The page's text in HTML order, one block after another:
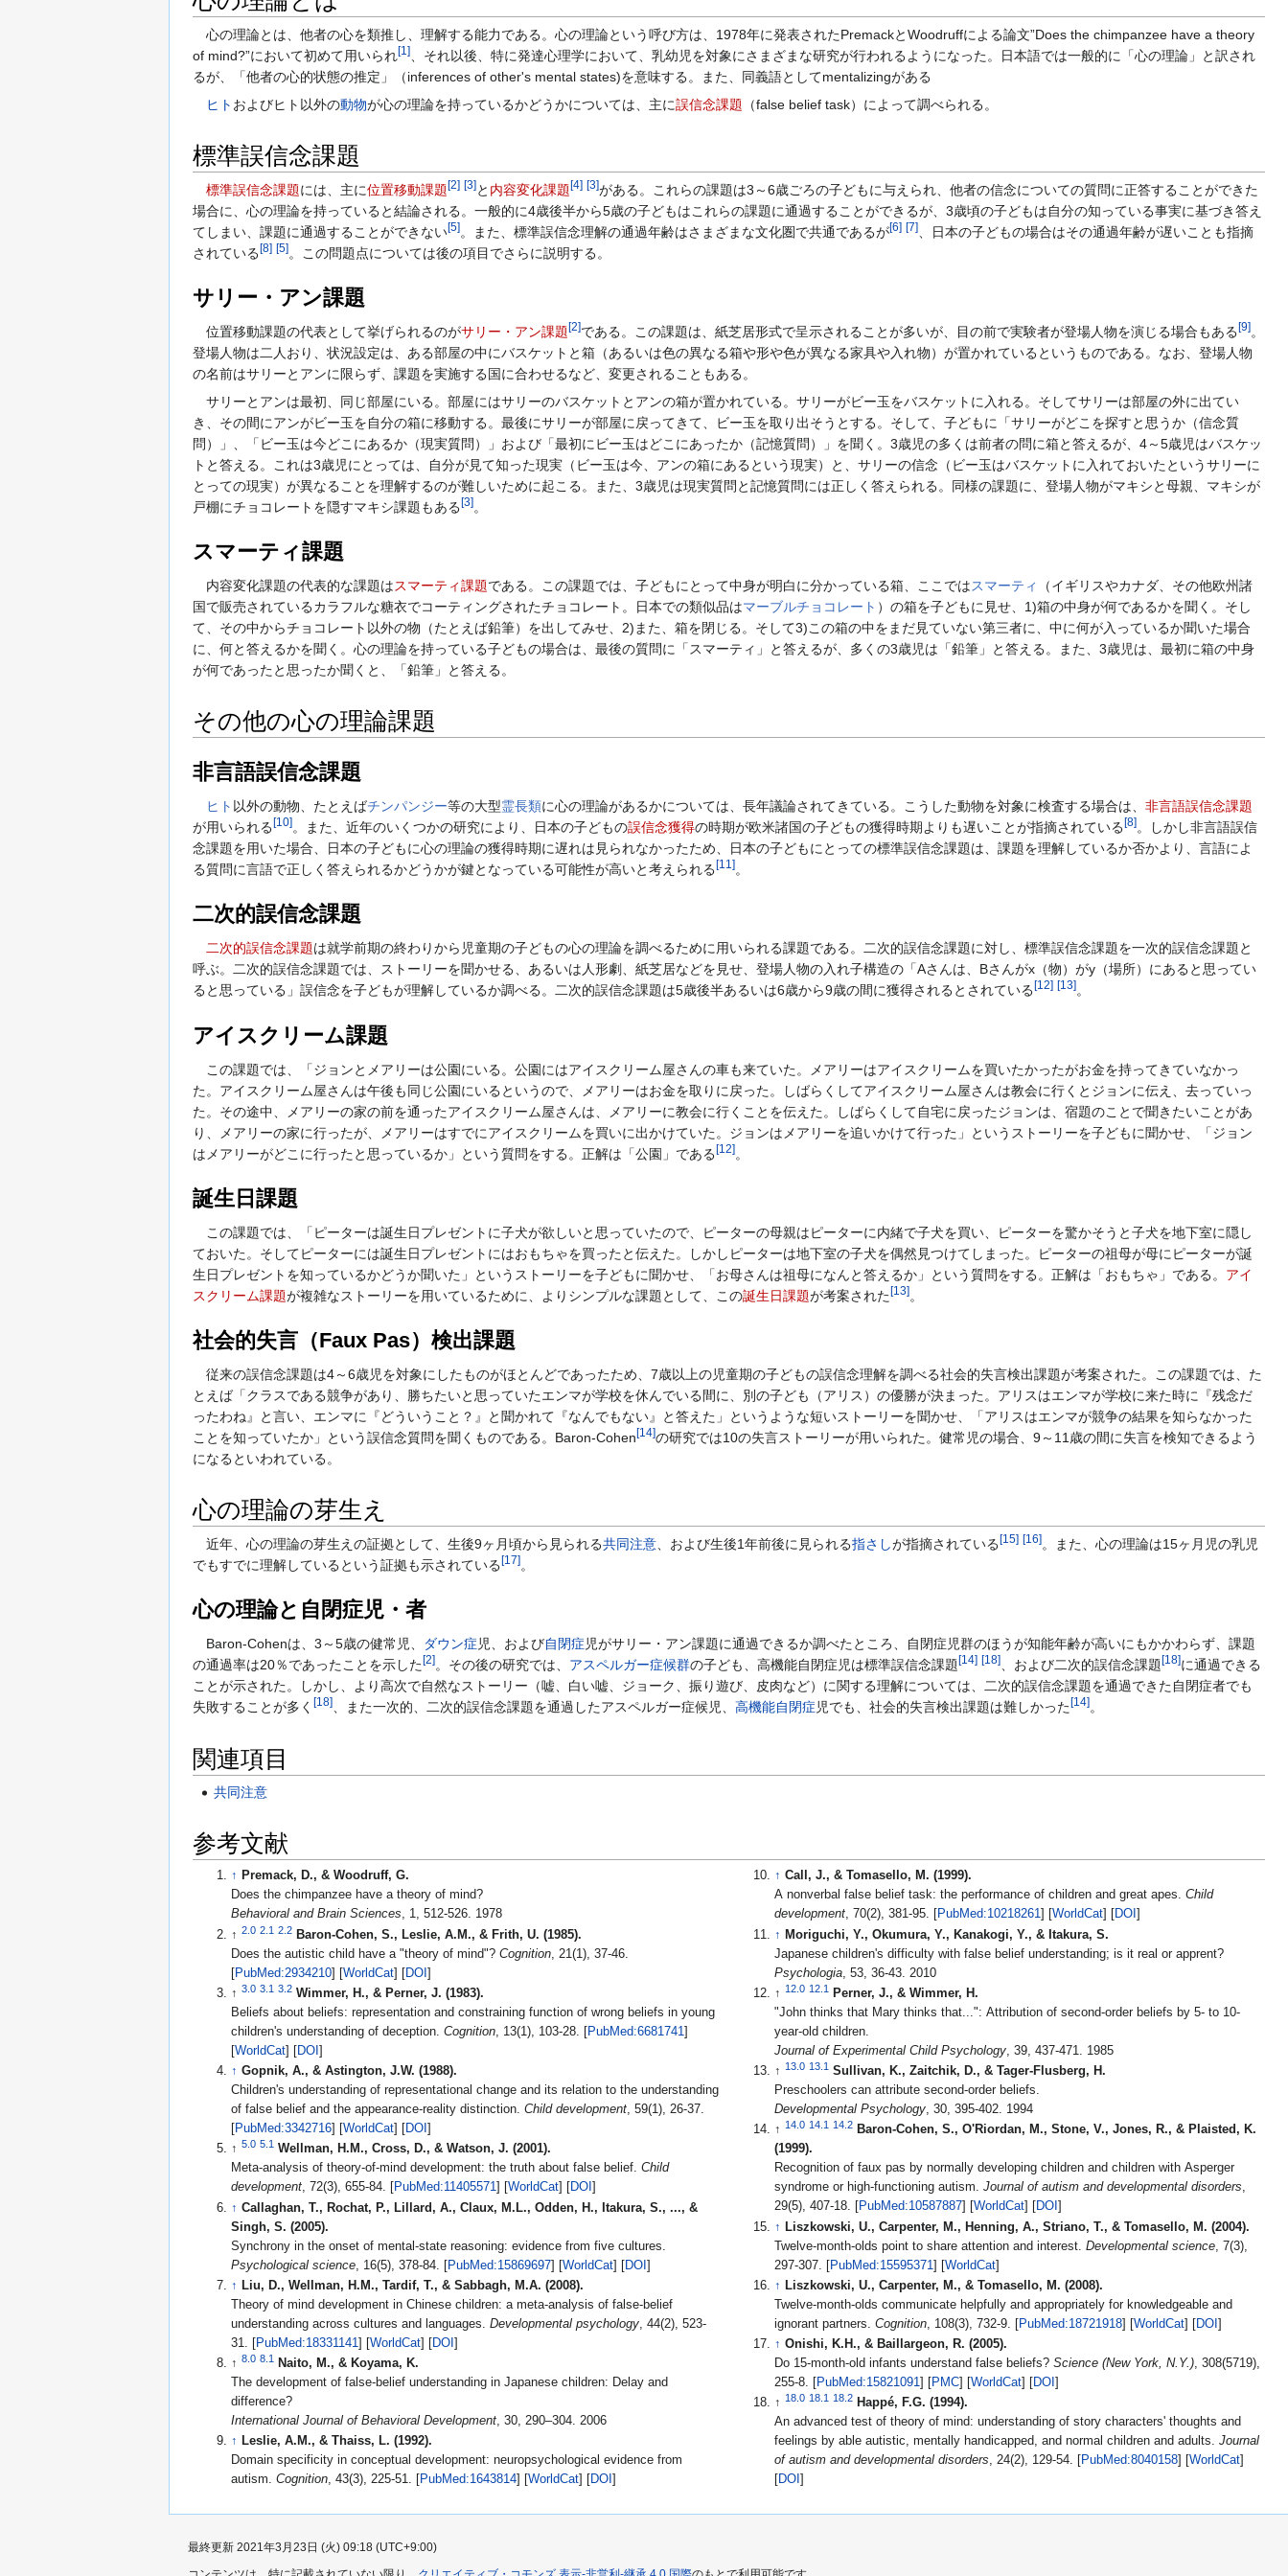
心の理論とは、他者の心を類推し、理解する能力である。心の理論という呼び方は、1978年に発表されたPremackとWoodruffによる論文”Does the chimpanzee have a theory
of mind?”において初めて用いられ[1 ]
、それ以後、特に発達心理学において、乳幼児を対象にさまざまな研究が行われるようになった。日本語では一般的に「心の理論」と訳され
るが、「他者の心的状態の推定」（inferences of other's mental states)を意味する。また、同義語としてmentalizingがある
ヒト およびヒト以外の動物が心の理論を持っているかどうかについては、主に誤信念課題 （false belief task）によって調べられる。
標準誤信念課題
標準誤信念課題には、主に位置移動課題[2] [3] と 内容変化課題[4] [3]がある。これらの課題は3～6歳ごろの子どもに与えられ、他者の信念についての質問に正答することができた
場合に、心の理論を持っていると結論される。一般的に4歳後半から5歳の子どもはこれらの課題に通過することができるが、3歳頃の子どもは自分の知っている事実に基づき答え
てしまい、課題に通過することができない[5] 。また、標準誤信念理解の通過年齢はさまざまな文化圏で共通であるが[6] [7]
、日本の子どもの場合はその通過年齢が遅いことも指摘
されている [8] [5] 。この問題点については後の項目でさらに説明する。
サリー・アン課題
位置移動課題の代表として挙げられるのがサリー・アン課題[2]である。この課題は、紙芝居形式で呈示されることが多いが、目の前で実験者が登場人物を演じる場合もある [9] 。
登場人物は二人おり、状況設定は、ある部屋の中にバスケットと箱（あるいは色の異なる箱や形や色が異なる家具や入れ物）が置かれているというものである。なお、登場人物
の名前はサリーとアンに限らず、課題を実施する国に合わせるなど、変更されることもある。
サリーとアンは最初、同じ部屋にいる。部屋にはサリーのバスケットとアンの箱が置かれている。サリーがビー玉をバスケットに入れる。そしてサリーは部屋の外に出てい
き、その間にアンがビー玉を自分の箱に移動する。最後にサリーが部屋に戻ってきて、ビー玉を取り出そうとする。そして、子どもに「サリーがどこを探すと思うか（信念質
問）」、「ビー玉は今どこにあるか（現実質問）」および「最初にビー玉はどこにあったか（記憶質問）」を聞く。3歳児の多くは前者の問に箱と答えるが、4～5歳児はバスケッ
トと答える。これは3歳児にとっては、自分が見て知った現実（ビー玉は今、アンの箱にあるという現実）と、サリーの信念（ビー玉はバスケットに入れておいたというサリーに
とっての現実）が異なることを理解するのが難しいために起こる。また、3歳児は現実質問と記憶質問には正しく答えられる。同様の課題に、登場人物がマキシと母親、マキシが
戸棚にチョコレートを隠すマキシ課題もある [3] 。
スマーティ課題
内容変化課題の代表的な課題はスマーティ課題である。この課題では、子どもにとって中身が明白に分かっている箱、ここではスマーティ
（イギリスやカナダ、その他欧州諸
国で販売されているカラフルな糖衣でコーティングされたチョコレート。日本での類似品はマーブルチョコレート ）の箱を子どもに見せ、1)箱の中身が何であるかを聞く。そし
て、その中からチョコレート以外の物（たとえば鉛筆）を出してみせ、2)また、箱を閉じる。そして3)この箱の中をまだ見ていない第三者に、中に何が入っているか聞いた場合
に、何と答えるかを聞く。心の理論を持っている子どもの場合は、最後の質問に「スマーティ」と答えるが、多くの3歳児は「鉛筆」と答える。また、3歳児は、最初に箱の中身
が何であったと思ったか聞くと、「鉛筆」と答える。
その他の心の理論課題
非言語誤信念課題
ヒト 以外の動物、たとえばチンパンジー等の大型霊長類に心の理論があるかについては、長年議論されてきている。こうした動物を対象に検査する場合は、 非言語誤信念課題
が用いられる [10]。また、近年のいくつかの研究により、日本の子どもの誤信念獲得の時期が欧米諸国の子どもの獲得時期よりも遅いことが指摘されている [8]。しかし非言語誤信
念課題を用いた場合、日本の子どもに心の理論の獲得時期に遅れは見られなかったため、日本の子どもにとっての標準誤信念課題は、課題を理解しているか否かより、言語によ
る質問に言語で正しく答えられるかどうかが鍵となっている可能性が高いと考えられる [11]。
二次的誤信念課題
二次的誤信念課題は就学前期の終わりから児童期の子どもの心の理論を調べるために用いられる課題である。二次的誤信念課題に対し、標準誤信念課題を一次的誤信念課題と
呼ぶ。二次的誤信念課題では、ストーリーを聞かせる、あるいは人形劇、紙芝居などを見せ、登場人物の入れ子構造の「Aさんは、Bさんがx（物）がy（場所）にあると思ってい
ると思っている」誤信念を子どもが理解しているか調べる。二次的誤信念課題は5歳後半あるいは6歳から9歳の間に獲得されるとされている [12] [13]。
アイスクリーム課題
この課題では、「ジョンとメアリーは公園にいる。公園にはアイスクリーム屋さんの車も来ていた。メアリーはアイスクリームを買いたかったがお金を持ってきていなかっ
た。アイスクリーム屋さんは午後も同じ公園にいるというので、メアリーはお金を取りに戻った。しばらくしてアイスクリーム屋さんは教会に行くとジョンに伝え、去っていっ
た。その途中、メアリーの家の前を通ったアイスクリーム屋さんは、メアリーに教会に行くことを伝えた。しばらくして自宅に戻ったジョンは、宿題のことで聞きたいことがあ
り、メアリーの家に行ったが、メアリーはすでにアイスクリームを買いに出かけていた。ジョンはメアリーを追いかけて行った」というストーリーを子どもに聞かせ、「ジョン
はメアリーがどこに行ったと思っているか」という質問をする。正解は「公園」である[12]。
誕生日課題
この課題では、「ピーターは誕生日プレゼントに子犬が欲しいと思っていたので、ピーターの母親はピーターに内緒で子犬を買い、ピーターを驚かそうと子犬を地下室に隠し
ておいた。そしてピーターには誕生日プレゼントにはおもちゃを買ったと伝えた。しかしピーターは地下室の子犬を偶然見つけてしまった。ピーターの祖母が母にピーターが誕
生日プレゼントを知っているかどうか聞いた」というストーリーを子どもに聞かせ、「お母さんは祖母になんと答えるか」という質問をする。正解は「おもちゃ」である。 アイ
スクリーム課題が複雑なストーリーを用いているために、よりシンプルな課題として、この誕生日課題が考案された[13] 。
社会的失言（Faux Pas）検出課題
従来の誤信念課題は4～6歳児を対象にしたものがほとんどであったため、7歳以上の児童期の子どもの誤信念理解を調べる社会的失言検出課題が考案された。この課題では、た
とえば「クラスである競争があり、勝ちたいと思っていたエンマが学校を休んでいる間に、別の子ども（アリス）の優勝が決まった。アリスはエンマが学校に来た時に『残念だ
ったわね』と言い、エンマに『どういうこと？』と聞かれて『なんでもない』と答えた」というような短いストーリーを聞かせ、「アリスはエンマが競争の結果を知らなかった
ことを知っていたか」という誤信念質問を聞くものである。Baron-Cohen[14]の研究では10の失言ストーリーが用いられた。健常児の場合、9～11歳の間に失言を検知できるよう
になるといわれている。
心の理論の芽生え
近年、心の理論の芽生えの証拠として、生後9ヶ月頃から見られる共同注意、および生後1年前後に見られる指さしが指摘されている [15] [16]。また、心の理論は15ヶ月児の乳児
でもすでに理解しているという証拠も示されている [17]。
心の理論と自閉症児・者
Baron-Cohenは、3～5歳の健常児、 ダウン症児、および自閉症児がサリー・アン課題に通過できるか調べたところ、自閉症児群のほうが知能年齢が高いにもかかわらず、課題
の通過率は20％であったことを示した[2]。その後の研究では、 アスペルガー症候群の子ども、高機能自閉症児は標準誤信念課題[14] [18]、および二次的誤信念課題[18]に通過できる
ことが示された。しかし、より高次で自然なストーリー（嘘、白い嘘、ジョーク、振り遊び、皮肉など）に関する理解については、二次的誤信念課題を通過できた自閉症者でも
失敗することが多く [18]、また一次的、二次的誤信念課題を通過したアスペルガー症候児、 高機能自閉症児でも、社会的失言検出課題は難しかった[14]。
関連項目
共同注意
参考文献
↑ Premack, D., & Woodruff, G.
Does the chimpanzee have a theory of mind?
Behavioral and Brain Sciences, 1, 512-526. 1978
↑2.0 2.1 2.2 Baron-Cohen, S., Leslie, A.M., & Frith, U. (1985).
Does the autistic child have a "theory of mind"?Cognition , 21(1), 37-46.
[PubMed:2934210 ] [WorldCat ] [DOI]
↑3.0 3.1 3.2 Wimmer, H., & Perner, J. (1983).
Beliefs about beliefs: representation and constraining function of wrong beliefs in young
children's understanding of deception.Cognition , 13(1), 103-28. [PubMed:6681741]
[WorldCat ] [DOI]
↑ Gopnik, A., & Astington, J.W. (1988).
Children's understanding of representational change and its relation to the understanding
of false belief and the appearance-reality distinction.Child development, 59(1), 26-37.
PubMed:3342716 ] [WorldCat DOI
↑5.0 5.1
Wellman, H.M., Cross, D., & Watson, J. (2001).
Meta-analysis of theory-of-mind development: the truth about false belief.Child
development
PubMed:11405571 ] [WorldCat DOI
↑ Callaghan, T., Rochat, P., Lillard, A., Claux, M.L., Odden, H., Itakura, S., ..., &
Singh, S. (2005).
Synchrony in the onset of mental-state reasoning: evidence from five cultures.
Psychological science
, 16(5), 378-84. [PubMed:15869697 ] [WorldCat ] [DOI]
↑ Liu, D., Wellman, H.M., Tardif, T., & Sabbagh, M.A. (2008).
Theory of mind development in Chinese children: a meta-analysis of false-belief
understanding across cultures and languages.Developmental psychology, 44(2), 523-
31. [PubMed:18331141 ] [WorldCat ] [DOI]
↑8.0 8.1
Naito, M., & Koyama, K.
The development of false-belief understanding in Japanese children: Delay and
difference?
International Journal of Behavioral Development, 30, 290–304. 2006
↑ Leslie, A.M., & Thaiss, L. (1992).
Domain specificity in conceptual development: neuropsychological evidence from
autism.Cognition PubMed:1643814 ] [WorldCat DOI
↑ Call, J., & Tomasello, M. (1999).
A nonverbal false belief task: the performance of children and great apes. Child
development
PubMed:10218261 WorldCat DOI
↑ Moriguchi, Y., Okumura, Y., Kanakogi, Y., & Itakura, S.
Japanese children's difficulty with false belief understanding; is it real or apprent?
Psychologia, 53, 36-43. 2010
↑ 12.0 12.1
Perner, J., & Wimmer, H.
"John thinks that Mary thinks that...": Attribution of second-order beliefs by 5- to 10-
year-old children.
Journal of Experimental Child Psychology, 39, 437-471. 1985
↑ 13.0 13.1 Sullivan, K., Zaitchik, D., & Tager-Flusberg, H.
Preschoolers can attribute second-order beliefs.
Developmental Psychology, 30, 395-402. 1994
↑ 14.0 14.1 14.2 Baron-Cohen, S., O'Riordan, M., Stone, V., Jones, R., & Plaisted, K.
(1999).
Recognition of faux pas by normally developing children and children with Asperger
syndrome or high-functioning autism. Journal of autism and developmental disorders,
PubMed:10587887 WorldCat DOI
↑ Liszkowski, U., Carpenter, M., Henning, A., Striano, T., & Tomasello, M. (2004).
Twelve-month-olds point to share attention and interest. Developmental science, 7(3),
297-307. [PubMed:15595371 ] [WorldCat]
↑ Liszkowski, U., Carpenter, M., & Tomasello, M. (2008).
Twelve-month-olds communicate helpfully and appropriately for knowledgeable and
ignorant partners. Cognition , 108(3), 732-9. [PubMed:18721918 ] [WorldCat ] [DOI ]
↑ Onishi, K.H., & Baillargeon, R. (2005).
Do 15-month-old infants understand false beliefs? Science (New York, N.Y.), 308(5719),
PubMed:15821091 PMC WorldCat DOI
↑ 18.0 18.1 18.2 Happé, F.G. (1994).
An advanced test of theory of mind: understanding of story characters' thoughts and
feelings by able autistic, mentally handicapped, and normal children and adults. Journal
of autism and developmental disorders
PubMed:8040158 WorldCat]
DOI
最終更新 2021年3月23日 (火) 09:18 (UTC+9:00)